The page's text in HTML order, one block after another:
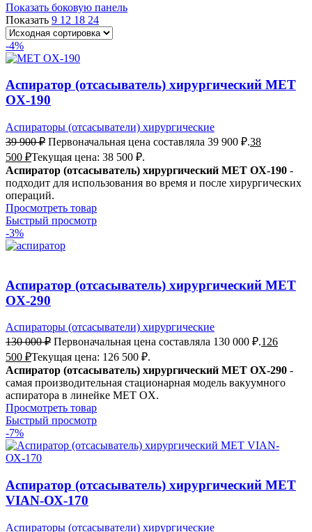
Показать боковую панель
Показать 9 12 18 24
-4%
Аспиратор (отсасыватель) хирургический MET
OX-190
Аспираторы (отсасыватели) хирургические
39 900₽ Первоначальная цена составляла 39 900 ₽.38
500 ₽Текущая цена: 38 500 ₽.
Аспиратор (отсасыватель) хирургический MET OX-190 -
подходит для использования во время и после хирургических
операций.
Просмотреть товар
Быстрый просмотр
-3%
Аспиратор (отсасыватель) хирургический MET
OX-290
Аспираторы (отсасыватели) хирургические
130 000₽ Первоначальная цена составляла 130 000 ₽.126
500 ₽Текущая цена: 126 500 ₽.
Аспиратор (отсасыватель) хирургический MET OX-290 -
самая производительная стационарная модель вакуумного
аспиратора в линейке MET OX.
Просмотреть товар
Быстрый просмотр
-7%
Аспиратор (отсасыватель) хирургический MET
VIAN-ОХ-170
Аспираторы (отсасыватели) хирургические